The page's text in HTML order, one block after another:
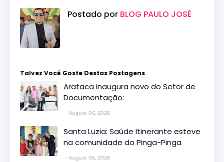
Postado por BLOG PAULO JOSÉ
Talvez Você Goste Destas Postagens
Arataca inaugura novo do Setor de
Documentação:
August 06, 2026
Santa Luzia: Saúde Itinerante esteve
na comunidade do Pinga-Pinga
August 06, 2026